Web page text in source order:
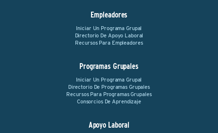
Empleadores
Iniciar Un Programa Grupal
Directorio De Apoyo Laboral
Recursos Para Empleadores
Programas Grupales
Iniciar Un Programa Grupal
Directorio De Programas Grupales
Recursos Para Programas Grupales
Consorcios De Aprendizaje
Apoyo Laboral